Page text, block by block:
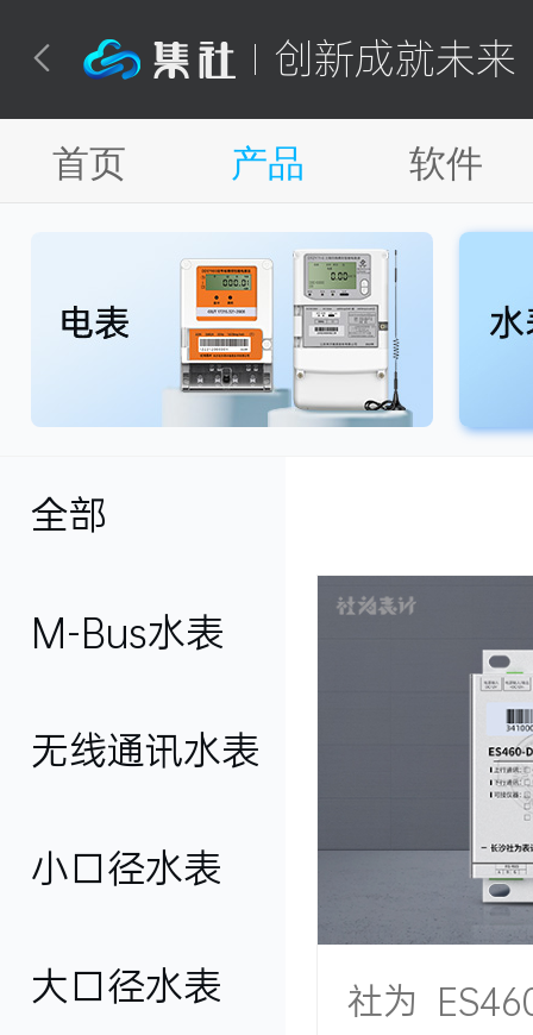
创新成就未来

首页 产品 软件
社为表计 社为/宏江
连水水表 常德水表
海兴泽联 杭州炬华

全部
M-Bus水表
无线通讯水表
小口径水表
大口径水表 社为